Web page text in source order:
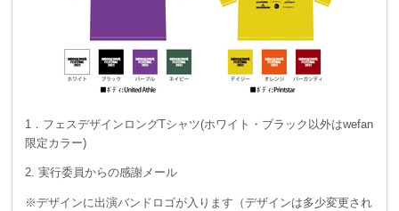
1．フェスデザインロングTシャツ(ホワイト・ブラック以外はwefan
限定カラー)
2. 実行委員からの感謝メール
※デザインに出演バンドロゴが入ります（デザインは多少変更され